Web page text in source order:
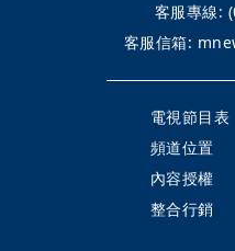
客服專線:
客服信箱:
電視節目表
頻道位置
內容授權
整合行銷